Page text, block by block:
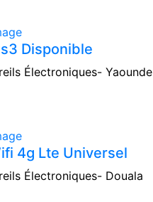
Disponible
Électroniques- Yaounde
4g Lte Universel
Électroniques- Douala